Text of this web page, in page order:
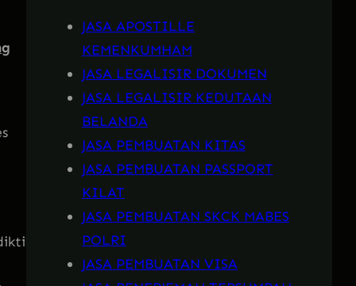
JASA APOSTILLE
KEMENKUMHAM
JASA LEGALISIR DOKUMEN
JASA LEGALISIR KEDUTAAN
BELANDA
JASA PEMBUATAN KITAS
JASA PEMBUATAN PASSPORT
KILAT
JASA PEMBUATAN SKCK MABES
POLRI
JASA PEMBUATAN VISA